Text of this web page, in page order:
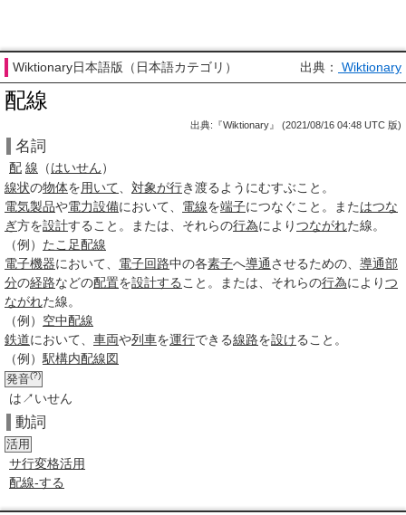
Wiktionary日本語版（日本語カテゴリ） 出典： Wiktionary
配線
出典:『Wiktionary』 (2021/08/16 04:48 UTC 版)
名詞
配 線 （はいせん）
線状の物体を用いて 対象が行き渡るようにむすぶこと。
電気製品や電力設備において、 電線を端子につなぐこと。またはつな
ぎ方を設計すること。または、それらの行為によりつながれた線。
（例） たこ足配線
電子機器において、 電子回路中の各素子へ導通させるための、 導通部
分の経路などの配置を設計する こと。または、それらの行為によりつ
ながれた線。
（例） 空中配線
鉄道において、 車両や列車を運行できる線路を設けること。
（例） 駅構内配線図
発音(?)
は↗いせん
動詞
活用
サ行変格活用
配線-する